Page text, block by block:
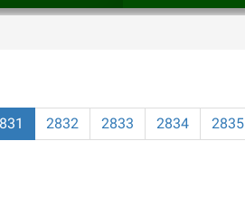
вкладка)
2832 2833 2834
2835